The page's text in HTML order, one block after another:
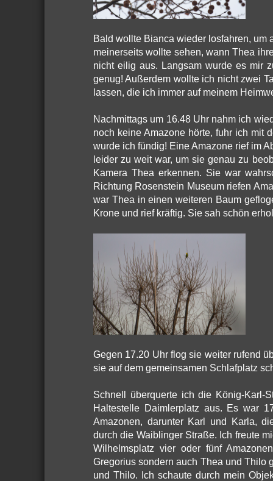
Bald wollte Bianca wieder losfahren, um
meinerseits wollte sehen, wann Thea
nicht eilig aus. Langsam wurde es mir
genug! Außerdem wollte ich nicht zwei
lassen, die ich immer auf meinem
Nachmittags um 16.48 Uhr nahm ich
noch keine Amazone hörte, fuhr ich mit
wurde ich fündig! Eine Amazone rief im
leider zu weit war, um sie genau zu
Kamera Thea erkennen. Sie war
Richtung Rosenstein Museum riefen
war Thea in einen weiteren Baum
Krone und rief kräftig. Sie sah schön
Gegen 17.20 Uhr flog sie weiter rufend
sie auf dem gemeinsamen Schlafplatz
Schnell überquerte ich die König-Karl-
Haltestelle Daimlerplatz aus. Es war
Amazonen, darunter Karl und Karla,
durch die Waiblinger Straße. Ich freute
Wilhelmsplatz vier oder fünf
Gregorius sondern auch Thea und Thilo
und Thilo. Ich schaute durch mein